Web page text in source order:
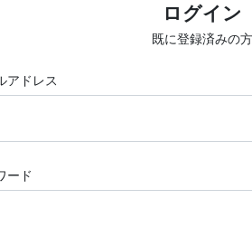
ログイン
既に登録済みの方
アドレス
ード